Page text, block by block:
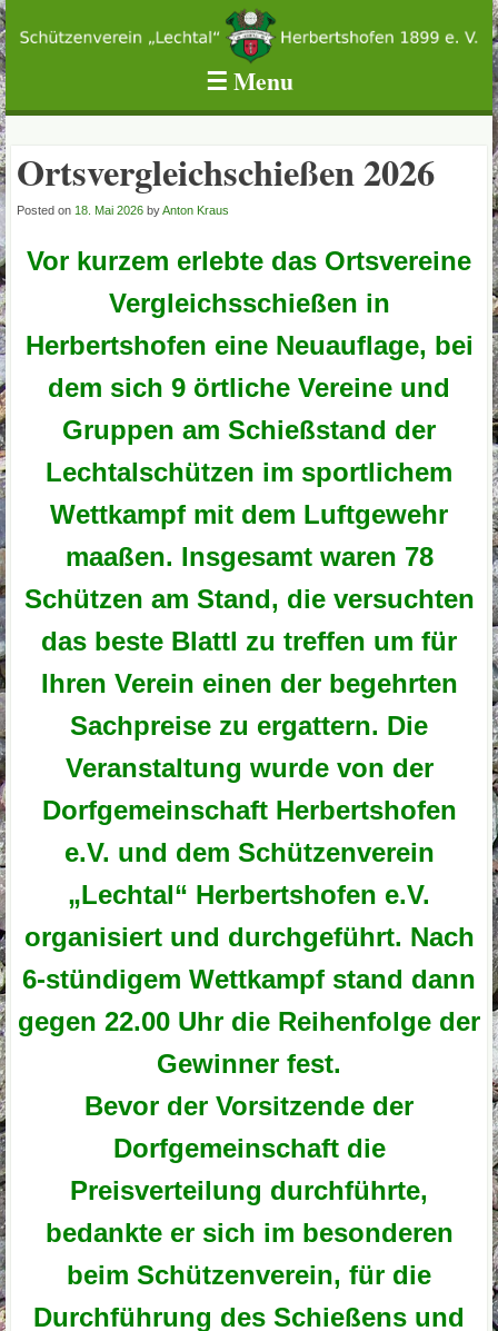
Schützenverein Lechtal Herbertshofen 1899 e.V.
☰Menu
Skip to content
Ortsvergleichschießen 2026
Posted on 18. Mai 2026 byAnton Kraus
Vor kurzem erlebte das Ortsvereine
Vergleichsschießen in
Herbertshofen eine Neuauflage, bei
dem sich 9 örtliche Vereine und
Gruppen am Schießstand der
Lechtalschützen im sportlichem
Wettkampf mit dem Luftgewehr
maaßen. Insgesamt waren 78
Schützen am Stand, die versuchten
das beste Blattl zu treffen um für
Ihren Verein einen der begehrten
Sachpreise zu ergattern. Die
Veranstaltung wurde von der
Dorfgemeinschaft Herbertshofen
e.V. und dem Schützenverein
„Lechtal“ Herbertshofen e.V.
organisiert und durchgeführt. Nach
6-stündigem Wettkampf stand dann
gegen 22.00 Uhr die Reihenfolge der
Gewinner fest.
Bevor der Vorsitzende der
Dorfgemeinschaft die
Preisverteilung durchführte,
bedankte er sich im besonderen
beim Schützenverein, für die
Durchführung des Schießens und